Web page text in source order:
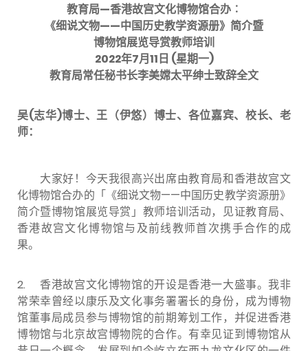
教育局—香港故宫文化博物馆合办︰
《细说文物——中国历史教学资源册》简介暨
博物馆展览导赏教师培训
2022年7月11日 (星期一)
教育局常任秘书长李美嫦太平绅士致辞全文
吴(志华)博士、王（伊悠）博士、各位嘉宾、校长、老
师：
大家好！今天我很高兴出席由教育局和香港故宫文
化博物馆合办的「《细说文物——中国历史教学资源册》
简介暨博物馆展览导赏」教师培训活动，见证教育局、
香港故宫文化博物馆与及前线教师首次携手合作的成
果。
2. 香港故宫文化博物馆的开设是香港一大盛事。我非
常荣幸曾经以康乐及文化事务署署长的身份，成为博物
馆董事局成员参与博物馆的前期筹划工作，并促进香港
博物馆与北京故宫博物院的合作。有幸见证到博物馆从